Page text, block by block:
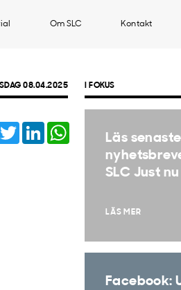
Om SLC Kontakt
08.04.2025
TwitterLinkedIn
I FOKUS
Läs senaste
SLC Just nu
LÄS MER
Facebook: